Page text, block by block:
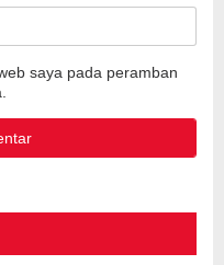
saya pada peramban